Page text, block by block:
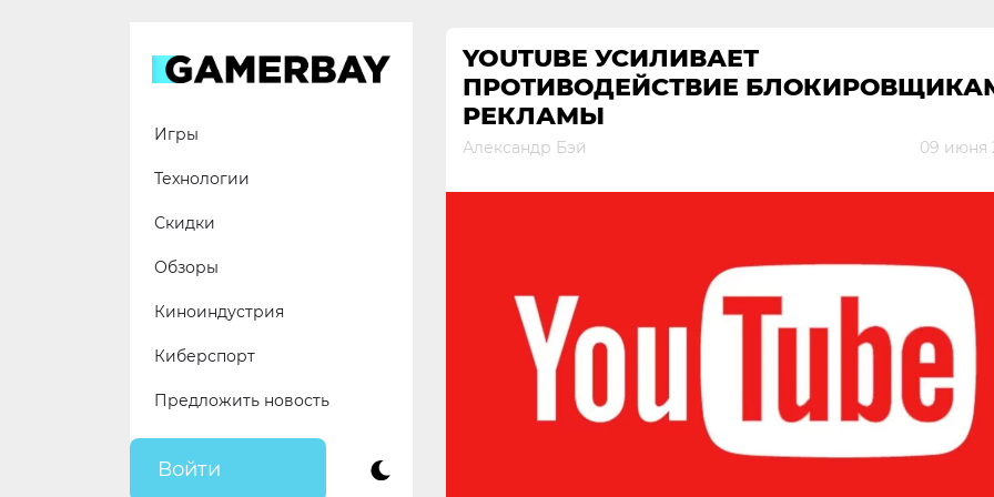
Игры
Технологии
Скидки
Обзоры
Киноиндустрия
Киберспорт
Предложить новость
Войти
YOUTUBE УСИЛИВАЕТ
ПРОТИВОДЕЙСТВИЕ
РЕКЛАМЫ
Александр Бэй 09 июня